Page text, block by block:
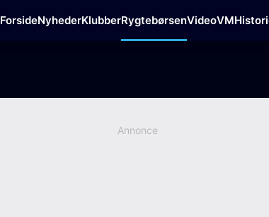
ForsideNyhederKlubberRygtebørsenVideoVM
Annonce